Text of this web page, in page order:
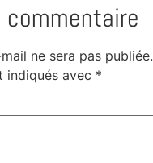
commentaire
ne sera pas publiée.
indiqués avec *